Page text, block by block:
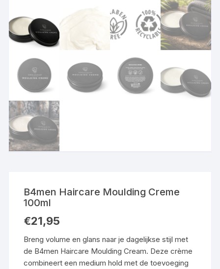
B4men Haircare Moulding Creme
100ml
€21,95
Breng volume en glans naar je dagelijkse stijl met
de B4men Haircare Moulding Cream. Deze crème
combineert een medium hold met de toevoeging